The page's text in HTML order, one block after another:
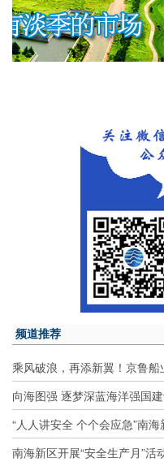
频道推荐
乘风破浪，再添新翼！京鲁
向海图强 逐梦深蓝海洋强国
“人人讲安全 个个会应急”南
南海新区开展“安全生产月”活